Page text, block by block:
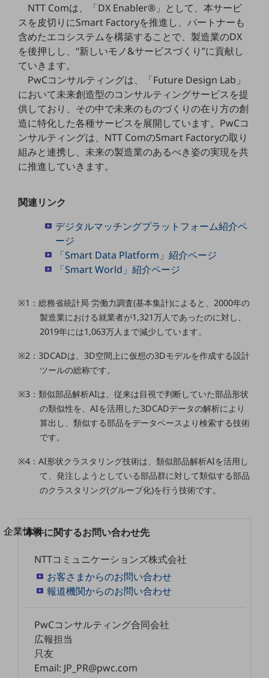
中堅中小企業のビジネスをサポート！
お悩みから見つける
お悩みから見つけるTOP
ネットワーク
モバイル・音声
バックオフィス
リモート・ハイブリッドワーク
セキュリティ
その他のお悩みはこちら
地域産業
その他の業界はこちら
ゲーム感覚で見つける
NTTドコモビジネス
オンラインショップ
モバイル・ICTサービスをオンラインで
相談・申し込みができるバーチャルショップ
法人向けモバイルトップ
はじめての方へ
サービス・商品を探す
100回線以上のお問い合わせ・お見積りはこちら
別ウィンドウで開きます
企業情報
会社案内
会社案内TOP
社長からのご挨拶
NTT Comは、「DX Enabler®」として、本サービ
スを皮切りにSmart Factoryを推進し、パートナーも
含めたエコシステムを構築することで、製造業のDX
を後押しし、“新しいモノ&サービスづくり”に貢献し
ていきます。
PwCコンサルティングは、「Future Design Lab」
において未来創造型のコンサルティングサービスを提
供しており、その中で未来のものづくりの在り方の創
造に特化した各種サービスを展開しています。PwCコ
ンサルティングは、NTT ComのSmart Factoryの取り
組みと連携し、未来の製造業のあるべき姿の実現を共
に推進していきます。
関連リンク
デジタルマッチングプラットフォーム紹介ペ
ージ
「Smart Data Platform」紹介ページ
「Smart World」紹介ページ
※1：総務省統計局 労働力調査(基本集計)によると、2000年の
製造業における就業者が1,321万人であったのに対し、
2019年には1,063万人まで減少しています。
※2：3DCADは、3D空間上に仮想の3Dモデルを作成する設計
ツールの総称です。
※3：類似部品解析AIは、従来は目視で判断していた部品形状
の類似性を、AIを活用した3DCADデータの解析により
算出し、類似する部品をデータベースより検索する技術
です。
※4：AI形状クラスタリング技術は、類似部品解析AIを活用し
て、発注しようとしている部品群に対して類似する部品
のクラスタリング(グループ化)を行う技術です。
本件に関するお問い合わせ先
NTTコミュニケーションズ株式会社
お客さまからのお問い合わせ
報道機関からのお問い合わせ
PwCコンサルティング合同会社
広報担当
只友
Email: JP_PR@pwc.com